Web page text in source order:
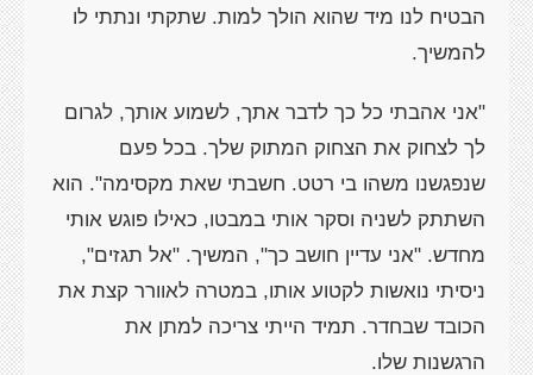
הבטיח לנו מיד שהוא הולך למות. שתקתי ונתתי לו
להמשיך.
"אני אהבתי כל כך לדבר אתך, לשמוע אותך, לגרום
לך לצחוק את הצחוק המתוק שלך. בכל פעם
שנפגשנו משהו בי רטט. חשבתי שאת מקסימה". הוא
השתתק לשניה וסקר אותי במבטו, כאילו פוגש אותי
מחדש. "אני עדיין חושב כך", המשיך. "אל תגזים",
ניסיתי נואשות לקטוע אותו, במטרה לאוורר קצת את
הכובד שבחדר. תמיד הייתי צריכה למתן את
הרגשנות שלו.